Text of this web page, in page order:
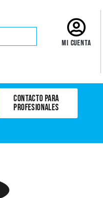
Mi cuenta
CONTACTO PARA
PROFESIONALES